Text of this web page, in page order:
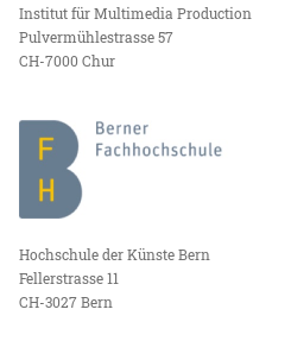
Institut für Multimedia Production
Pulvermühlestrasse 57
CH-7000 Chur
Hochschule der Künste Bern
Fellerstrasse 11
CH-3027 Bern